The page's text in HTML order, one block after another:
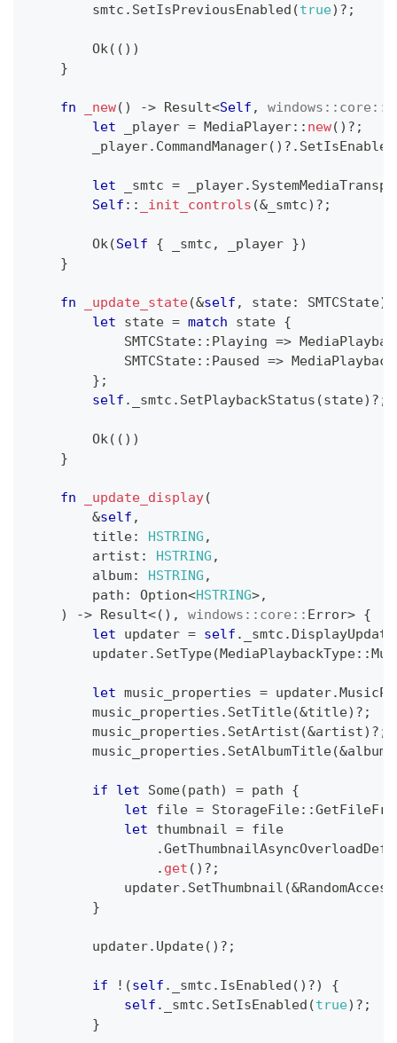
        smtc
. SetIsPreviousEnabled (true) ? ;
Ok ( ( ) )
}
fn _new( ) -> Result<Self , windows :: core ::
let _player = MediaPlayer:: new( ) ? ;
        _player
. CommandManager( ) ? . SetIsEnabled
let _smtc = _player.
Self :: _init_controls (& _smtc) ? ;
Ok (Self { _smtc , _player })
}
fn _update_state(&self , state: SMTCState)
let state = match state {
SMTCState:: Playing =>
SMTCState:: Paused =>
} ;
self . _smtc . SetPlaybackStatus (state) ? ;
Ok ( ( ) )
}
fn _update_display(
&self ,
        title
: HSTRING ,
        artist
: HSTRING ,
        album
: HSTRING ,
        path
: Option<HSTRING>,
)
-> Result<( ) , windows :: core :: Error> {
let updater = self . _smtc .
        updater
. SetType(MediaPlaybackType::
let music_properties = updater.
        music_properties
. SetTitle(&title) ? ;
        music_properties
. SetArtist (&artist) ? ;
        music_properties
. SetAlbumTitle(&album
if let Some(path) = path {
let file = StorageFile::
let thumbnail = file
.
. get ( ) ? ;
            updater
. SetThumbnail (&
}
        updater
. Update( ) ? ;
if ! (self . _smtc . IsEnabled ( ) ?)
{
self . _smtc . SetIsEnabled (true) ? ;
}